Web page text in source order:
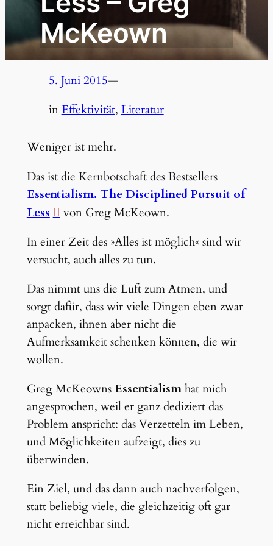
McKeown
5. Juni 2015—
inEffektivität, Literatur
Weniger ist mehr.
Das ist die Kernbotschaft des Bestsellers
Essentialism. The Disciplined Pursuit of
Less
von Greg McKeown.
In einer Zeit des »Alles ist möglich« sind wir
versucht, auch alles zu tun.
Das nimmt uns die Luft zum Atmen, und
sorgt dafür, dass wir viele Dingen eben zwar
anpacken, ihnen aber nicht die
Aufmerksamkeit schenken können, die wir
wollen.
Greg McKeownsEssentialismhat mich
angesprochen, weil er ganz dediziert das
Problem anspricht: das Verzetteln im Leben,
und Möglichkeiten aufzeigt, dies zu
überwinden.
Ein Ziel, und das dann auch nachverfolgen,
statt beliebig viele, die gleichzeitig oft gar
nicht erreichbar sind.